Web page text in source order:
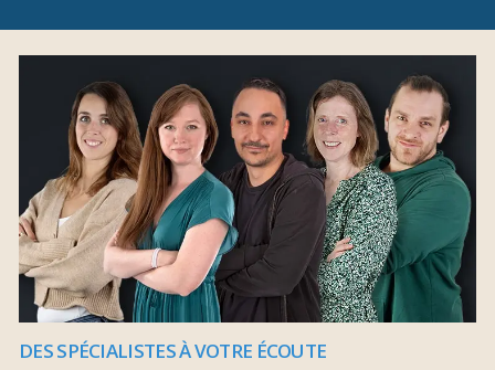
DES SPÉCIALISTES À VOTRE ÉCOUTE